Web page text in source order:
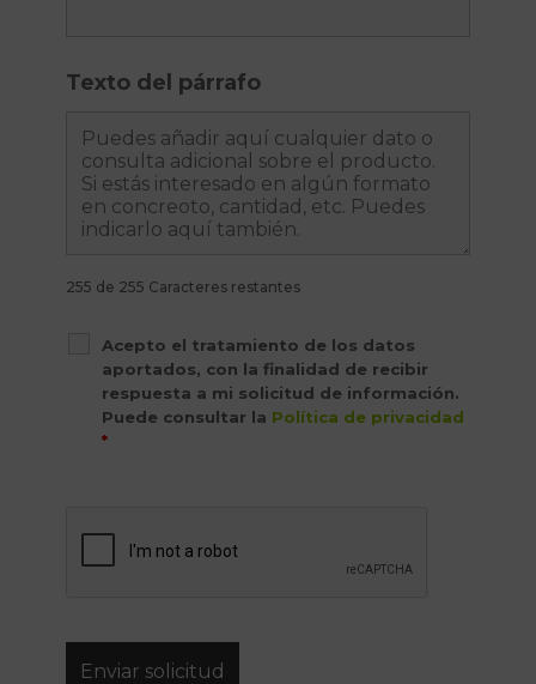
Texto del párrafo
255 de 255 Caracteres restantes
Acepto el tratamiento de los datos
aportados, con la finalidad de recibir
respuesta a mi solicitud de información.
Puede consultar la Política de privacidad
*